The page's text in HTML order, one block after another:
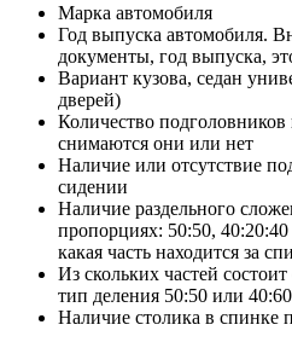
Марка автомобиля
Год выпуска автомобиля.
документы, год выпуска,
Вариант кузова, седан
дверей)
Количество
снимаются они или нет
Наличие или отсутствие
сидении
Наличие раздельного
пропорциях: 50:50,
какая часть находится за
Из скольких частей
тип деления 50:50 или 40:60
Наличие столика в спинке